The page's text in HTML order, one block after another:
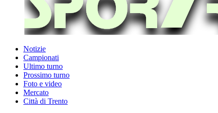
Notizie
Campionati
Ultimo turno
Prossimo turno
Foto e video
Mercato
Città di Trento